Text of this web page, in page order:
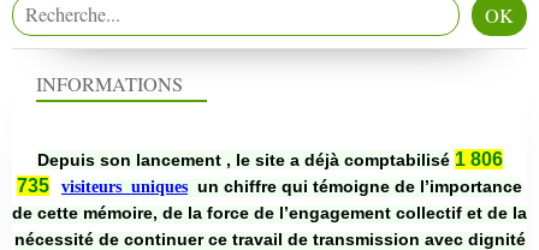
INFORMATIONS
Depuis son lancement , le site a déjà comptabilisé 1 806
735
visiteurs uniques un chiffre qui témoigne de l’importance
de cette mémoire, de la force de l’engagement collectif et de la
nécessité de continuer ce travail de transmission avec dignité